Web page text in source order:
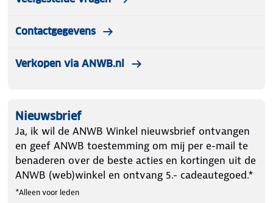
Contactgegevens
Verkopen via ANWB.nl
Nieuwsbrief
Ja, ik wil de ANWB Winkel nieuwsbrief ontvangen
en geef ANWB toestemming om mij per e-mail te
benaderen over de beste acties en kortingen uit de
ANWB (web)winkel en ontvang 5.- cadeautegoed.*
*Alleen voor leden